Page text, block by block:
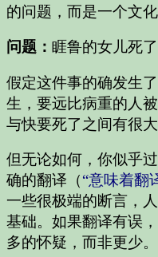
的问题，而是一个文化
问题： 睚鲁的女儿死
假定这件事的确发生
生，要远比病重的人
与快要死了之间有很大
但无论如何，你似乎
确的翻译（“意味着翻
一些很极端的断言，
基础。如果翻译有误
多的怀疑，而非更少。